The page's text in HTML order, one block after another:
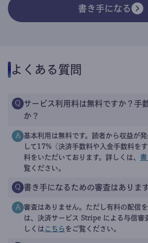
書き手になる
よくある質問
Q サービス利用料は無料ですか？手
か？
A 基本利用は無料です。読者から収益が
して17%（決済手数料や入金手数料を
料をいただいております。詳しくは、
覧ください。
Q 書き手になるための審査はありま
A 審査はありません。ただし有料の配信
は、決済サービス Stripe による与信審
しくは こちら をご覧ください。